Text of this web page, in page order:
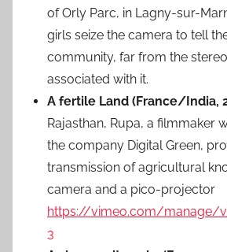
of Orly Parc, in Lagny-sur-
girls seize the camera to tell
community, far from the
associated with it.
A fertile Land (France/India,
Rajasthan, Rupa, a filmmaker
the company Digital Green,
transmission of agricultural
camera and a pico-projector
https://vimeo.com/manage/
3